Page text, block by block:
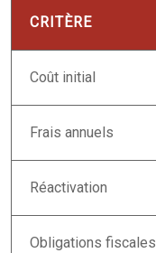
CRITÈRE
Coût initial
Frais annuels
Réactivation
Obligations fiscales